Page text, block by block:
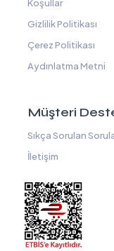
Koşullar
Gizlilik Politikası
Çerez Politikası
Aydınlatma Metni
Müşteri
Sıkça Sorulan
İletişim